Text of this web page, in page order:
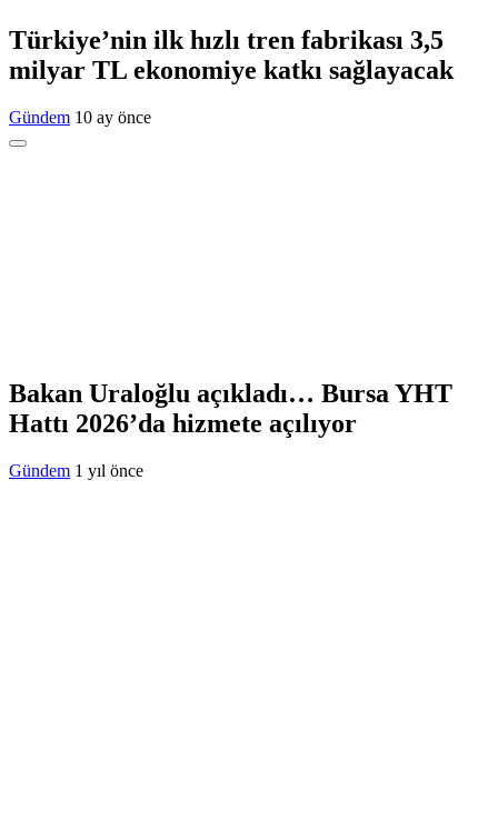
Türkiye’nin ilk hızlı tren fabrikası 3,5
milyar TL ekonomiye katkı sağlayacak
Gündem 10 ay önce
Bakan Uraloğlu açıkladı… Bursa YHT
Hattı 2026’da hizmete açılıyor
Gündem 1 yıl önce